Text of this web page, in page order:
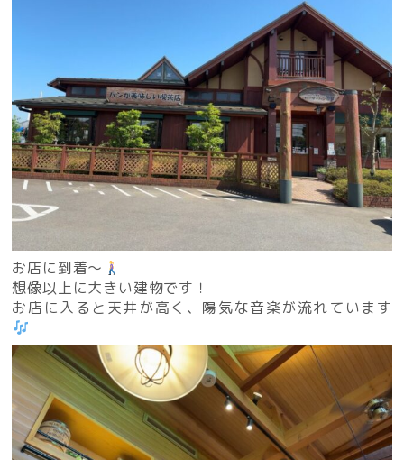
お店に到着〜
想像以上に大きい建物です！
お店に入ると天井が高く、陽気な音楽が流れています